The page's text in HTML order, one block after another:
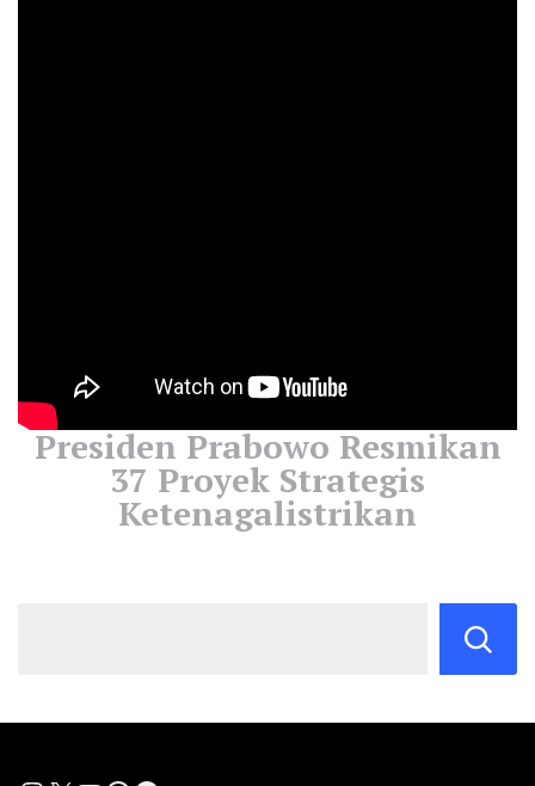
Presiden Prabowo Resmikan
37 Proyek Strategis
Ketenagalistrikan